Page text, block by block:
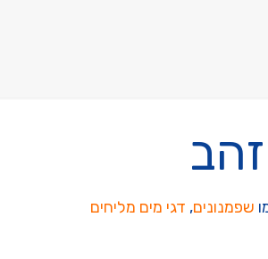
שפמנונים, דגי מים מליחים